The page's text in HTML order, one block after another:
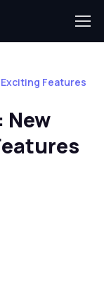
Features
New